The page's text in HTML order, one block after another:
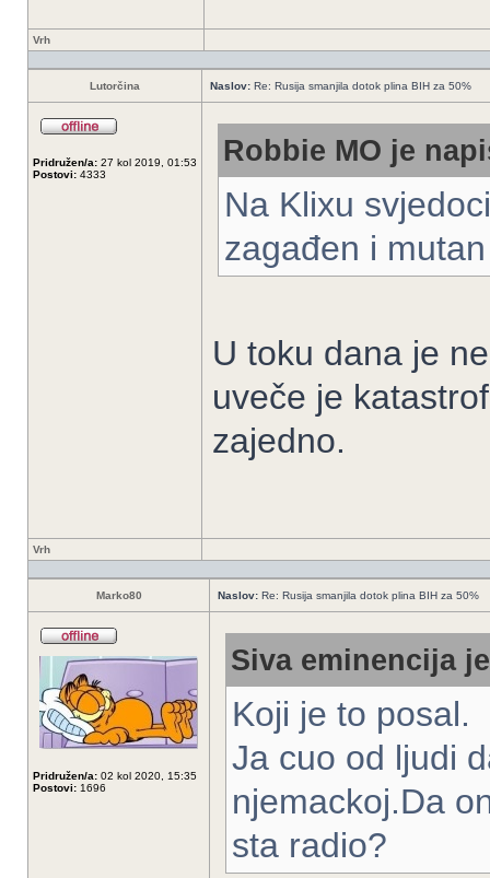
Vrh
Lutorčina Naslov: Re: Rusija smanjila dotok plina BIH za 50%
Pridružen/a: 27 kol 2019, 01:53
Postovi: 4333
Robbie MO je
Na Klixu
zagađen i
U toku dana je
uveče je
zajedno.
Vrh
Marko80 Naslov: Re: Rusija smanjila dotok plina BIH za 50%
Pridružen/a: 02 kol 2020, 15:35
Postovi: 1696
Siva eminencija
Koji je to posal.
Ja cuo od ljudi
njemackoj.Da
sta radio?